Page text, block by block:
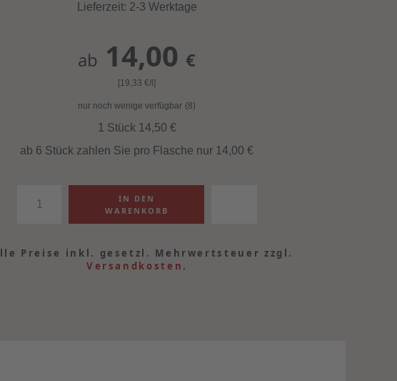
Lieferzeit: 2-3 Werktage
ab 14,00 €
[19,33€/l]
nur noch wenige verfügbar (8)
1 Stück 14,50 €
ab 6 Stück zahlen Sie pro Flasche nur 14,00€
Preise inkl. gesetzl. Mehrwertsteuer zzgl.
Versandkosten .